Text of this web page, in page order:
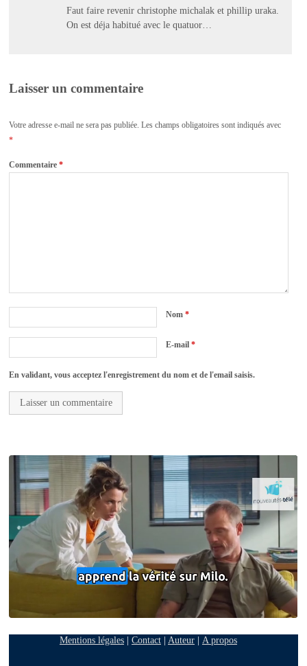
Faut faire revenir christophe michalak et phillip uraka.
On est déja habitué avec le quatuor…
Laisser un commentaire
Votre adresse e-mail ne sera pas publiée. Les champs obligatoires sont indiqués avec
*
Commentaire*
Nom*
E-mail*
En validant, vous acceptez l'enregistrement du nom et de l'email saisis.
Mentions légales| Contact| Auteur| A propos